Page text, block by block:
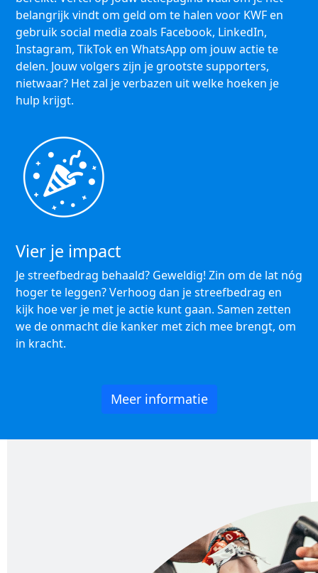
belangrijk vindt om geld om te halen voor KWF en
gebruik social media zoals Facebook, LinkedIn,
Instagram, TikTok en WhatsApp om jouw actie te
delen. Jouw volgers zijn je grootste supporters,
nietwaar? Het zal je verbazen uit welke hoeken je
hulp krijgt.
Vier je impact
Je streefbedrag behaald? Geweldig! Zin om de lat nóg
hoger te leggen? Verhoog dan je streefbedrag en
kijk hoe ver je met je actie kunt gaan. Samen zetten
we de onmacht die kanker met zich mee brengt, om
in kracht.
Meer informatie